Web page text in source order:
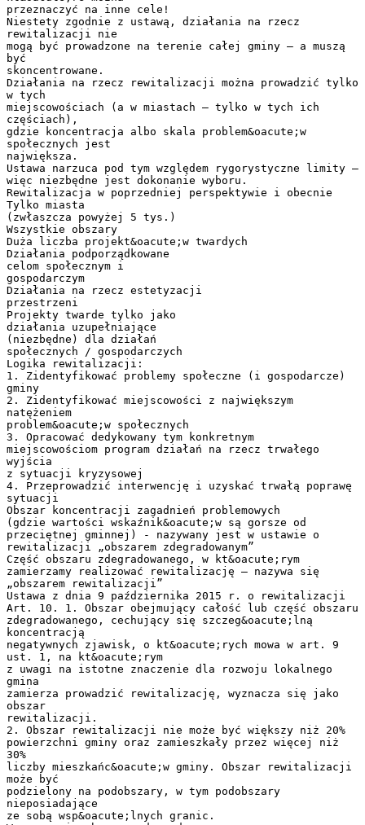
przeznaczyć na inne cele!
Niestety zgodnie z ustawą, działania na rzecz
rewitalizacji nie
mogą być prowadzone na terenie całej gminy – a muszą
być
skoncentrowane.
Działania na rzecz rewitalizacji można prowadzić tylko
w tych
miejscowościach (a w miastach – tylko w tych ich
częściach),
gdzie koncentracja albo skala problem&oacute;w
społecznych jest
największa.
Ustawa narzuca pod tym względem rygorystyczne limity –
więc niezbędne jest dokonanie wyboru.
Rewitalizacja w poprzedniej perspektywie i obecnie
Tylko miasta
(zwłaszcza powyżej 5 tys.)
Wszystkie obszary
Duża liczba projekt&oacute;w twardych
Działania podporządkowane
celom społecznym i
gospodarczym
Działania na rzecz estetyzacji
przestrzeni
Projekty twarde tylko jako
działania uzupełniające
(niezbędne) dla działań
społecznych / gospodarczych
Logika rewitalizacji:
1. Zidentyfikować problemy społeczne (i gospodarcze)
gminy
2. Zidentyfikować miejscowości z największym
natężeniem
problem&oacute;w społecznych
3. Opracować dedykowany tym konkretnym
miejscowościom program działań na rzecz trwałego
wyjścia
z sytuacji kryzysowej
4. Przeprowadzić interwencję i uzyskać trwałą poprawę
sytuacji
Obszar koncentracji zagadnień problemowych
(gdzie wartości wskaźnik&oacute;w są gorsze od
przeciętnej gminnej) - nazywany jest w ustawie o
rewitalizacji „obszarem zdegradowanym”
Część obszaru zdegradowanego, w kt&oacute;rym
zamierzamy realizować rewitalizację – nazywa się
„obszarem rewitalizacji”
Ustawa z dnia 9 października 2015 r. o rewitalizacji
Art. 10. 1. Obszar obejmujący całość lub część obszaru
zdegradowanego, cechujący się szczeg&oacute;lną
koncentracją
negatywnych zjawisk, o kt&oacute;rych mowa w art. 9
ust. 1, na kt&oacute;rym
z uwagi na istotne znaczenie dla rozwoju lokalnego
gmina
zamierza prowadzić rewitalizację, wyznacza się jako
obszar
rewitalizacji.
2. Obszar rewitalizacji nie może być większy niż 20%
powierzchni gminy oraz zamieszkały przez więcej niż
30%
liczby mieszkańc&oacute;w gminy. Obszar rewitalizacji
może być
podzielony na podobszary, w tym podobszary
nieposiadające
ze sobą wsp&oacute;lnych granic.